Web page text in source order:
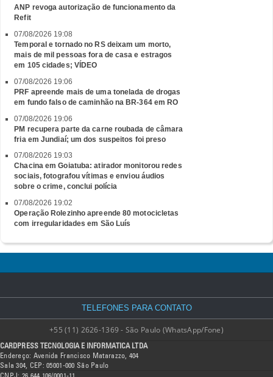
ANP revoga autorização de funcionamento da
Refit
07/08/2026 19:08
Temporal e tornado no RS deixam um morto,
mais de mil pessoas fora de casa e estragos
em 105 cidades; VÍDEO
07/08/2026 19:06
PRF apreende mais de uma tonelada de drogas
em fundo falso de caminhão na BR-364 em RO
07/08/2026 19:06
PM recupera parte da carne roubada de câmara
fria em Jundiaí; um dos suspeitos foi preso
07/08/2026 19:03
Chacina em Goiatuba: atirador monitorou redes
sociais, fotografou vítimas e enviou áudios
sobre o crime, conclui polícia
07/08/2026 19:02
Operação Rolezinho apreende 80 motocicletas
com irregularidades em São Luís
TELEFONES PARA CONTATO
+55 (11) 2626-1369 - São Paulo (WhatsApp/Fone)
CARDPRESS TECNOLOGIA E INFORMATICA LTDA
Endereço: Avenida Francisco Matarazzo, 404
Sala 304, CEP: 05001-000 São Paulo